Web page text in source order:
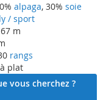
alpaga, 30% soie
/ sport
m
rangs
plat
vous cherchez ?